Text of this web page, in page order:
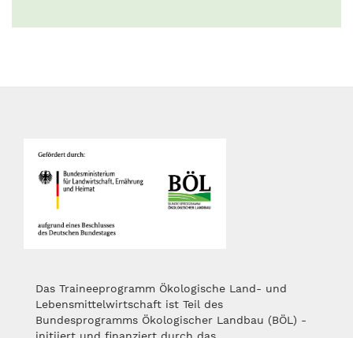
Das Traineeprogramm Ökologische Land- und
Lebensmittelwirtschaft ist Teil des
Bundesprogramms Ökologischer Landbau (BÖL) -
initiiert und finanziert durch das